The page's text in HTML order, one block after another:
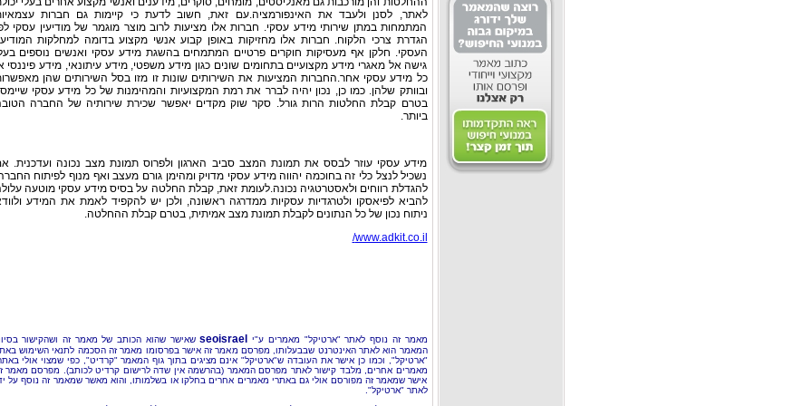
לאתר, לסנן ולעבד את האינפורמציה.עם זאת, חשוב לדעת כי קיימות גם חברות
המתמחות במתן שירותי מידע עסקי. חברות אלו מציעות לרוב מוצר מוגמר של מודיעין עסקי
הגדרת צרכי הלקוח. חברות אלו מחזיקות באופן קבוע אנשי מקצוע בדומה למחלקות
העסקי. חלקן אף מעסיקות חוקרים פרטיים המתמחים בהשגת מידע עסקי ואנשים נוספים
גישה אל מאגרי מידע מקצועיים בתחומים שונים כגון מידע משפטי, מידע עיתונאי, מידע פיננסי
כל מידע עסקי אחר.החברות המציעות את השירותים שונות זו מזו בסל השירותים שהן
ובוותק שלהן. כמו כן, נכון יהיה לברר את רמת המקצועיות והמהימנות של כל מידע עסקי
בטרם קבלת החלטות הרות גורל. סקר שוק מקדים יאפשר שכירת שירותיה של החברה
ביותר.
מידע עסקי עוזר לבסס את תמונת המצב סביב הארגון ולפרוס תמונת מצב נכונה ועדכנית.
נשכיל לנצל כלי זה בחוכמה יהווה מידע עסקי מדויק ומהימן גורם מעצב ואף מנוף לפיתוח
להגדלת רווחים ולאסטרטגיה נכונה.לעומת זאת, קבלת החלטה על בסיס מידע עסקי מוטעה
להביא לפיאסקו ולטרגדיות עסקיות ממדרגה ראשונה, ולכן יש להקפיד לאמת את המידע
ניתוח נכון של כל הנתונים לקבלת תמונת מצב אמיתית, בטרם קבלת ההחלטה.
www.adkit.co.il/
מאמר זה נוסף לאתר "ארטיקל" מאמרים ע"י seoisraelשאישר שהוא הכותב של מאמר זה ושהקישור
המאמר הוא לאתר האינטרנט שבבעלותו, מפרסם מאמר זה אישר בפרסומו מאמר זה הסכמה לתנאי השימוש
"ארטיקל", וכמו כן אישר את העובדה ש"ארטיקל" אינם מציגים בתוך גוף המאמר "קרדיט", כפי שמצוי אולי
מאמרים אחרים, מלבד קישור לאתר מפרסם המאמר (בהרשמה אין שדה לרישום קרדיט לכותב). מפרסם מאמר
אישר שמאמר זה מפורסם אולי גם באתרי מאמרים אחרים בחלקו או בשלמותו, והוא מאשר שמאמר זה נוסף על
לאתר "ארטיקל".